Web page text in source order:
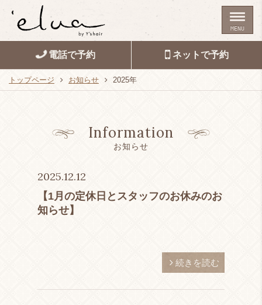
電話で予約 ネットで予約
トップページ お知らせ 2025年
Information
お知らせ
2025.12.12
【1月の定休日とスタッフのお休みのお
知らせ】
続きを読む
MENU